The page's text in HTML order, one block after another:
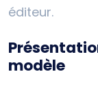
éditeur.
modèle